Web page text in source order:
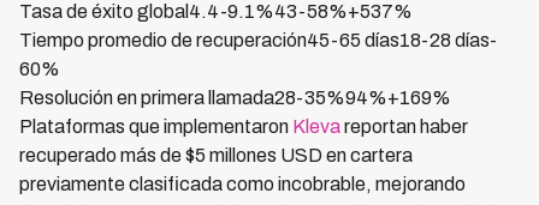
Tasa de éxito global4.4-9.1%43-58%+537%
Tiempo promedio de recuperación45-65 días18-28 días-
60%
Resolución en primera llamada28-35%94%+169%
Plataformas que implementaron Klevareportan haber
recuperado más de $5 millones USD en cartera
previamente clasificada como incobrable, mejorando